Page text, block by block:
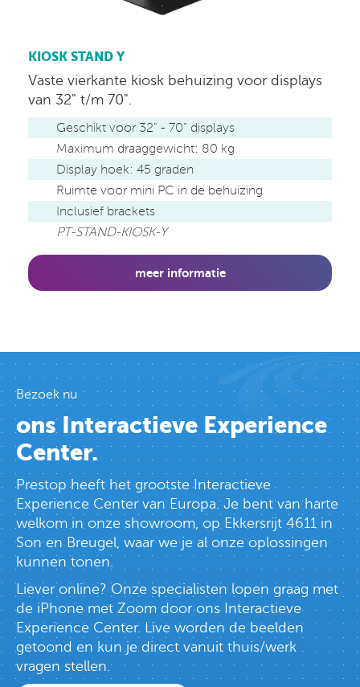
KIOSK STAND Y
Vaste vierkante kiosk behuizing voor displays
van 32" t/m 70".
Geschikt voor 32" - 70” displays
Maximum draaggewicht: 80 kg
Display hoek: 45 graden
Ruimte voor mini PC in de behuizing
Inclusief brackets
PT-STAND-KIOSK-Y
meer informatie
Bezoek nu
ons Interactieve Experience
Center.
Prestop heeft het grootste Interactieve
Experience Center van Europa. Je bent van harte
welkom in onze showroom, op Ekkersrijt 4611 in
Son en Breugel, waar we je al onze oplossingen
kunnen tonen.
Liever online? Onze specialisten lopen graag met
de iPhone met Zoom door ons Interactieve
Experience Center. Live worden de beelden
getoond en kun je direct vanuit thuis/werk
vragen stellen.